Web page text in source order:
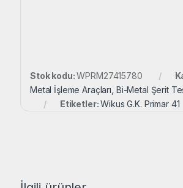
Stok kodu:WPRM27415780
Metal İşleme Araçları Bi-Metal Şerit
Etiketler:Wikus G.K. Primar 41